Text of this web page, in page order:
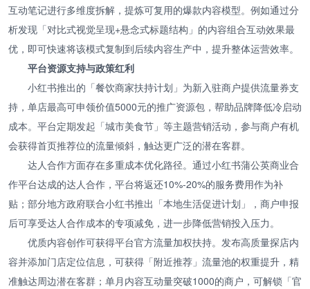
互动笔记进行多维度拆解，提炼可复用的爆款内容模型。例如通过分
析发现「对比式视觉呈现+悬念式标题结构」的内容组合互动效果最
优，即可快速将该模式复制到后续内容生产中，提升整体运营效率。
平台资源支持与政策红利
小红书推出的「餐饮商家扶持计划」为新入驻商户提供流量券支
持，单店最高可申领价值5000元的推广资源包，帮助品牌降低冷启动
成本。平台定期发起「城市美食节」等主题营销活动，参与商户有机
会获得首页推荐位的流量倾斜，触达更广泛的潜在客群。
达人合作方面存在多重成本优化路径。通过小红书蒲公英商业合
作平台达成的达人合作，平台将返还10%-20%的服务费用作为补
贴；部分地方政府联合小红书推出「本地生活促进计划」，商户申报
后可享受达人合作成本的专项减免，进一步降低营销投入压力。
优质内容创作可获得平台官方流量加权扶持。发布高质量探店内
容并添加门店定位信息，可获得「附近推荐」流量池的权重提升，精
准触达周边潜在客群；单月内容互动量突破1000的商户，可解锁「官